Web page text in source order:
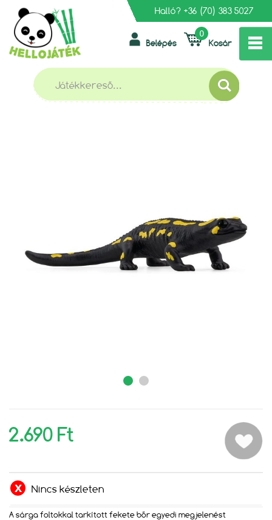
Halló? +36 (70) 383 5027
Kosár
0
Belépés
FŐOLDAL » VADÁLLATOK »
SCHLEICH 14870 TŰZSZALAMANDRA
SCHLEICH 14870 TŰZSZALAMANDRA
2.690 Ft
Nincs készleten
A sárga foltokkal tarkított fekete bőr egyedi megjelenést